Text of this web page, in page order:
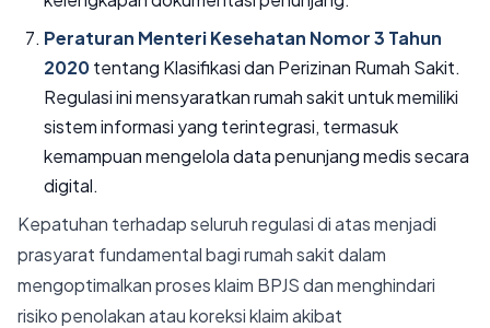
Peraturan Menteri Kesehatan Nomor 3 Tahun
2020tentang Klasifikasi dan Perizinan Rumah Sakit.
Regulasi ini mensyaratkan rumah sakit untuk memiliki
sistem informasi yang terintegrasi, termasuk
kemampuan mengelola data penunjang medis secara
digital.
Kepatuhan terhadap seluruh regulasi di atas menjadi
prasyarat fundamental bagi rumah sakit dalam
mengoptimalkan proses klaim BPJS dan menghindari
risiko penolakan atau koreksi klaim akibat